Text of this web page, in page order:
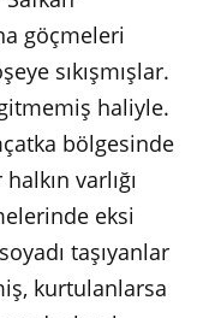
göçmeleri
sıkışmışlar.
haliyle.
bölgesinde
varlığı
eksi
taşıyanlar
kurtulanlarsa